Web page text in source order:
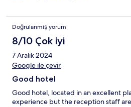
Doğrulanmış yorum
8/10 Çok iyi
7 Aralık 2024
Google ile çevir
Good hotel
Good hotel, located in an excellent
experience but the reception staff